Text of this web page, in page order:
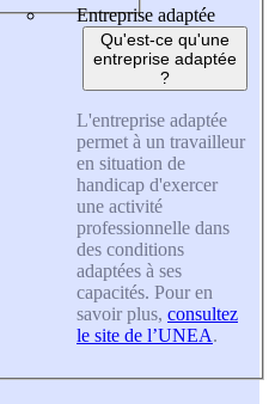
Entreprise adaptée
Qu'est-ce qu'une
entreprise adaptée
?
L'entreprise adaptée
permet à un travailleur
en situation de
handicap d'exercer
une activité
professionnelle dans
des conditions
adaptées à ses
capacités. Pour en
savoir plus, consultez
le site de l’UNEA.